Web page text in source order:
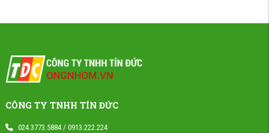
CÔNG TY TNHH TÍN ĐỨC
024.3773.5884 / 0913.222.224